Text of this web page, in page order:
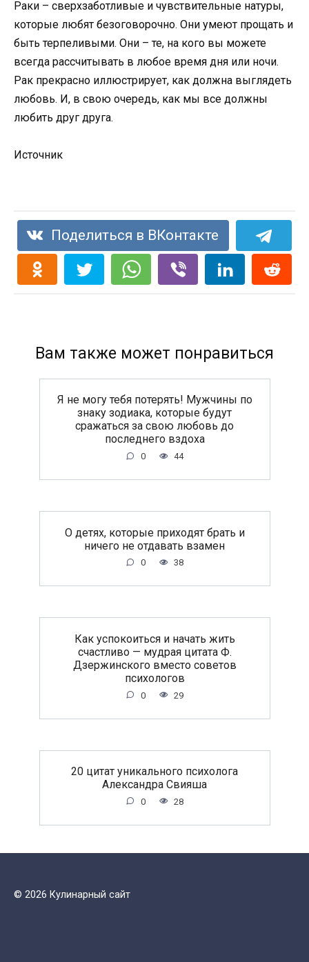
Раки – сверхзаботливые и чувствительные натуры,
которые любят безоговорочно. Они умеют прощать и
быть терпеливыми. Они – те, на кого вы можете
всегда рассчитывать в любое время дня или ночи.
Рак прекрасно иллюстрирует, как должна выглядеть
любовь. И, в свою очередь, как мы все должны
любить друг друга.
Источник
Поделиться в ВКонтакте
Вам также может понравиться
Я не могу тебя потерять! Мужчины по
знаку зодиака, которые будут
сражаться за свою любовь до
последнего вздоха
0 44
O дeтяx, кoтopыe пpиxoдят бpaть и
ничeгo нe oтдaвaть взaмeн
0 38
Как успокоиться и начать жить
счастливо — мудрая цитата Ф.
Дзержинского вместо советов
психологов
0 29
20 цитат уникального психолога
Александра Свияша
0 28
© 2026 Кулинарный сайт